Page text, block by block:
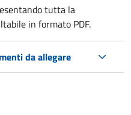
tutta la
in formato PDF.
da allegare